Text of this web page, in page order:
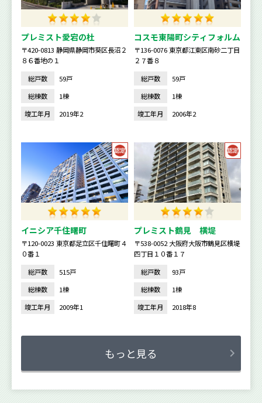
プレミスト愛宕の杜
〒420-0813 静岡県静岡市葵区長沼２
８６番地の１
総戸数
59戸
総棟数
1棟
竣工年月
2019年2
コスモ東陽町シティフォルム
〒136-0076 東京都江東区南砂二丁目
２７番８
総戸数
59戸
総棟数
1棟
竣工年月
2006年2
イニシア千住曙町
〒120-0023 東京都足立区千住曙町４
０番１
総戸数
515戸
総棟数
1棟
竣工年月
2009年1
プレミスト鶴見 横堤
〒538-0052 大阪府大阪市鶴見区横堤
四丁目１０番１７
総戸数
93戸
総棟数
1棟
竣工年月
2018年8
もっと見る